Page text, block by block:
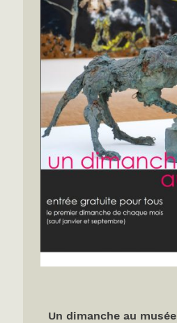
Un dimanche au musée